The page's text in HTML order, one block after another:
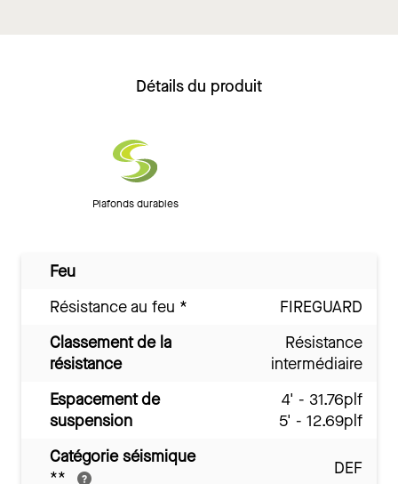
Détails du produit
Plafonds durables
Feu
Résistance au feu *
FIREGUARD
Classement de la
résistance
Résistance
intermédiaire
Espacement de
suspension
4' - 31.76plf
5' - 12.69plf
Catégorie séismique
**
DEF